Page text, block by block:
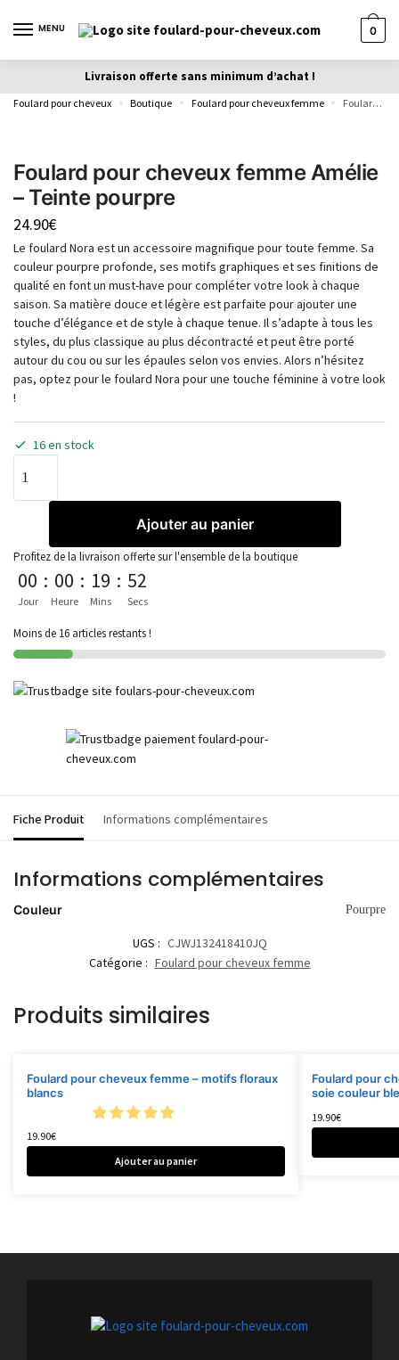
MENU 0
Livraison offerte sans minimum d’achat !
Foulard pour cheveux » Boutique » Foulard pour cheveux femme » Foulard pour cheveux femme Amélie – Teinte pourpre
Foulard pour cheveux femme Amélie
– Teinte pourpre
24.90€
Le foulard Nora est un accessoire magnifique pour toute femme. Sa
couleur pourpre profonde, ses motifs graphiques et ses finitions de
qualité en font un must-have pour compléter votre look à chaque
saison. Sa matière douce et légère est parfaite pour ajouter une
touche d’élégance et de style à chaque tenue. Il s’adapte à tous les
styles, du plus classique au plus décontracté et peut être porté
autour du cou ou sur les épaules selon vos envies. Alors n’hésitez
pas, optez pour le foulard Nora pour une touche féminine à votre look
!
16 en stock
Ajouter au panier
Profitez de la livraison offerte sur l'ensemble de la boutique
00
Jour
: 00
Heure
: 19
Mins
: 52
Secs
Moins de 16 articles restants !
Fiche Produit Informations complémentaires
Informations complémentaires
Couleur Pourpre
UGS : CJWJ132418410JQ
Catégorie : Foulard pour cheveux femme
Produits similaires
Foulard pour cheveux femme – motifs floraux
blancs
19.90€
Ajouter au panier
Foulard pour
soie couleur
19.90€